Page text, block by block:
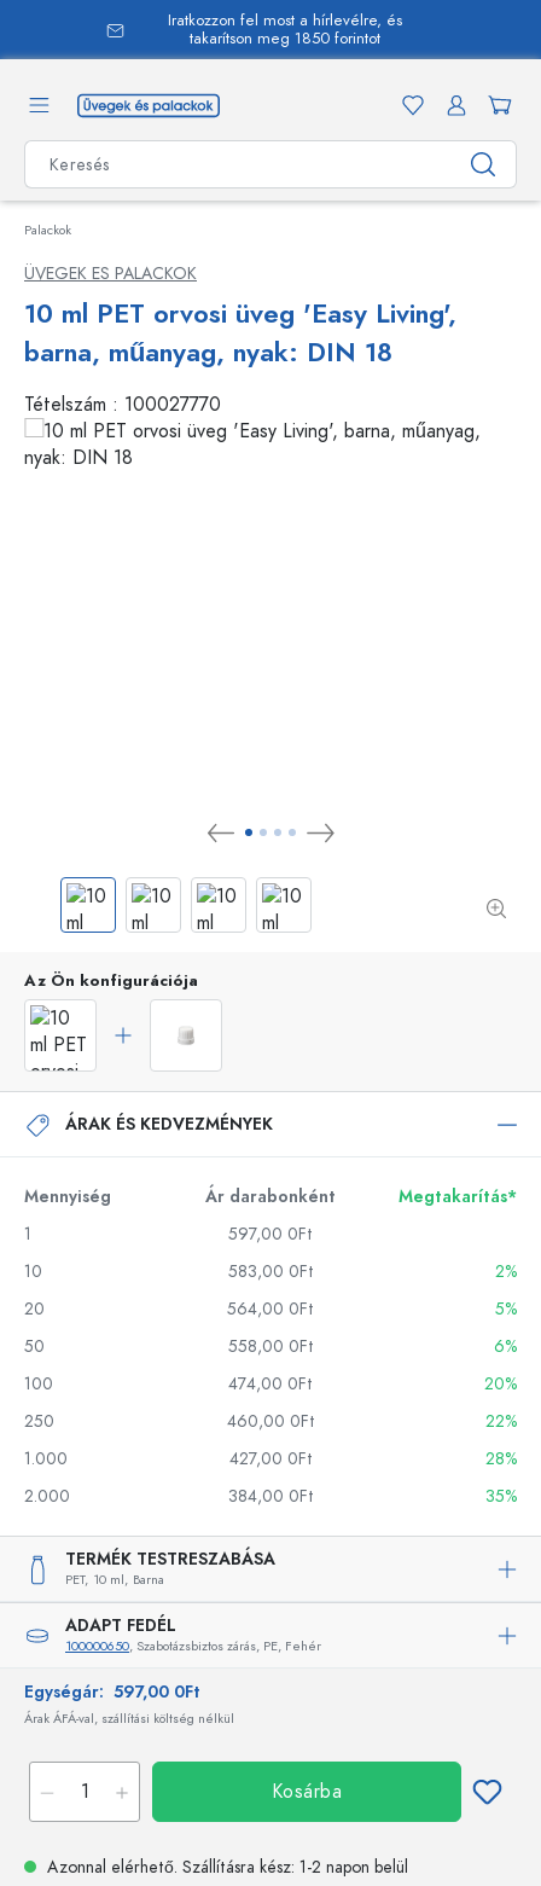
Iratkozzon fel most a hírlevélre, és
takarítson meg 1850 forintot
Palackok
ÜVEGEK ES PALACKOK
10 ml PET orvosi üveg 'Easy Living',
barna, műanyag, nyak: DIN 18
Tételszám : 100027770
Az Ön konfigurációja
ÁRAK ÉS KEDVEZMÉNYEK
Mennyiség Ár darabonként
Megtakarítás*
1
597,00 0Ft
10
583,00 0Ft
2%
20
564,00 0Ft
5%
50
558,00 0Ft
6%
100
474,00 0Ft
20%
250
460,00 0Ft
22%
1.000
427,00 0Ft
28%
2.000
384,00 0Ft 35%
TERMÉK TESTRESZABÁSA
PET, 10 ml, Barna
ADAPT FEDÉL
100000650, Szabotázsbiztos zárás, PE, Fehér
Egységár: 597,00 0Ft
Árak ÁFÁ-val, szállítási költség nélkül
Kosárba
Azonnal elérhető. Szállításra kész: 1-2 napon belül